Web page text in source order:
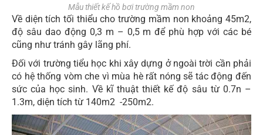
Mẫu thiết kế hồ bơi trường mầm non
Về diện tích tối thiểu cho trường mầm non khoảng 45m2,
độ sâu dao động 0,3 m – 0,5 m để phù hợp với các bé
cũng như tránh gây lãng phí.
Đối với trường tiểu học khi xây dựng ở ngoài trời cần phải
có hệ thống vòm che vì mùa hè rất nóng sẽ tác động đến
sức của học sinh. Về kĩ thuật thiết kế độ sâu từ 0.7n –
1.3m, diện tích từ 140m2 -250m2.